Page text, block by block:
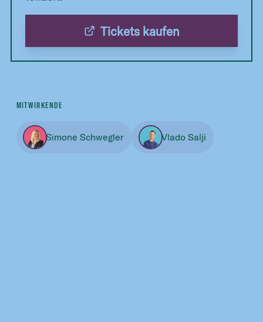
Tickets kaufen
MITWIRKENDE
Simone Schwegler Vlado Salji